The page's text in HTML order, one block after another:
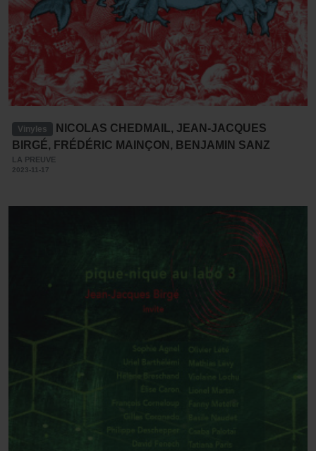
Vinyles
NICOLAS CHEDMAIL, JEAN-JACQUES
BIRGÉ, FRÉDÉRIC MAINÇON, BENJAMIN SANZ
LA PREUVE
2023-11-17